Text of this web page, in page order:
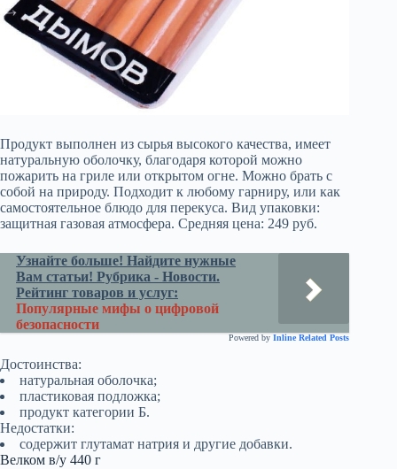
Продукт выполнен из сырья высокого качества, имеет
натуральную оболочку, благодаря которой можно
пожарить на гриле или открытом огне. Можно брать с
собой на природу. Подходит к любому гарниру, или как
самостоятельное блюдо для перекуса. Вид упаковки:
защитная газовая атмосфера. Средняя цена: 249 руб.
Узнайте больше! Найдите нужные
Вам статьи! Рубрика - Новости.
Рейтинг товаров и услуг:
Популярные мифы о цифровой
безопасности
Powered by Inline Related Posts
Достоинства:
натуральная оболочка;
пластиковая подложка;
продукт категории Б.
Недостатки:
содержит глутамат натрия и другие добавки.
Велком в/у 440 г